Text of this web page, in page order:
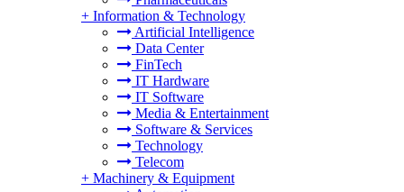
+ Information & Technology
Artificial Intelligence
Data Center
FinTech
IT Hardware
IT Software
Media & Entertainment
Software & Services
Technology
Telecom
+ Machinery & Equipment